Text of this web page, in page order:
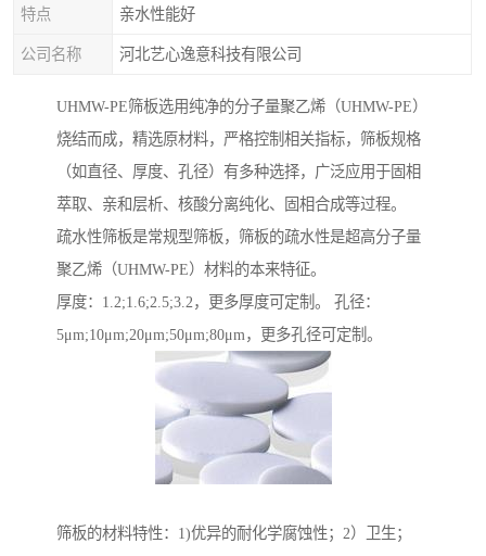
特点 亲水性能好
公司名称 河北艺心逸意科技有限公司
UHMW-PE筛板选用纯净的分子量聚乙烯（UHMW-PE）
烧结而成，精选原材料，严格控制相关指标，筛板规格
（如直径、厚度、孔径）有多种选择，广泛应用于固相
萃取、亲和层析、核酸分离纯化、固相合成等过程。
疏水性筛板是常规型筛板，筛板的疏水性是超高分子量
聚乙烯（UHMW-PE）材料的本来特征。
厚度：1.2;1.6;2.5;3.2，更多厚度可定制。 孔径：
5μm;10μm;20μm;50μm;80μm，更多孔径可定制。
筛板的材料特性：1)优异的耐化学腐蚀性；2）卫生；